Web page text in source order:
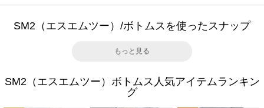
SM2（エスエムツー）/ボトムスを使ったスナップ
もっと見る
SM2（エスエムツー）ボトムス人気アイテムランキン
グ